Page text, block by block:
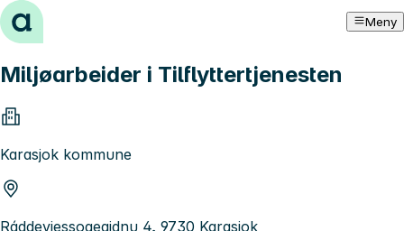
Hopp til innhold Meny
Miljøarbeider i Tilflyttertjenesten
Karasjok kommune
Ráddeviessogeaidnu 4, 9730 Karasjok